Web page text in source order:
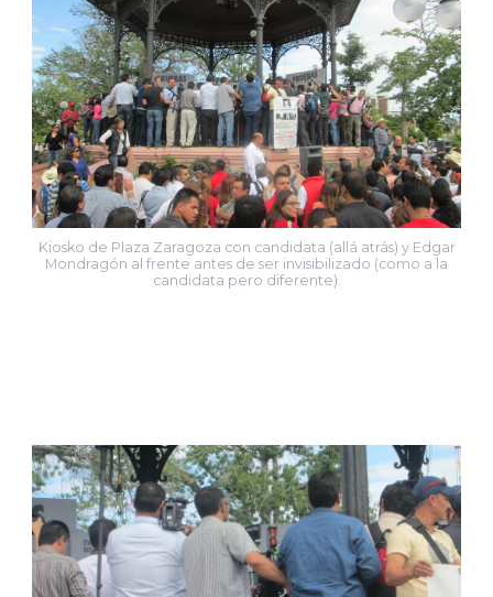
Kiosko de Plaza Zaragoza con candidata (allá atrás) y Edgar
Mondragón al frente antes de ser invisibilizado (como a la
candidata pero diferente).